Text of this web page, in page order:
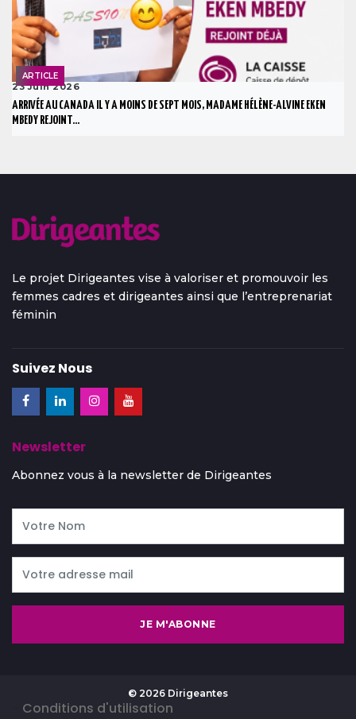
ARTICLE
23 Juin 2026
ARRIVÉE AU CANADA IL Y A MOINS DE SEPT MOIS, MADAME HÉLÈNE-ALVINE EKEN
MBEDY REJOINT...
Le projet Dirigeantes vise à valoriser et promouvoir les
femmes cadres et dirigeantes ainsi que l’entreprenariat
féminin
Suivez Nous
Newsletter
Abonnez vous à la newsletter de Dirigeantes
JE M'ABONNE
© 2026 Dirigeantes
Conditions d'utilisation